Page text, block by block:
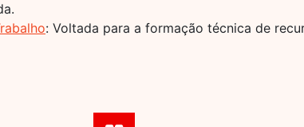
: Voltada para a formação técnica de